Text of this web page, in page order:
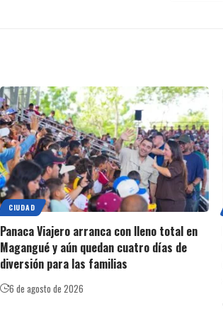
CIUDAD
Panaca Viajero arranca con lleno total en
Magangué y aún quedan cuatro días de
diversión para las familias
6 de agosto de 2026